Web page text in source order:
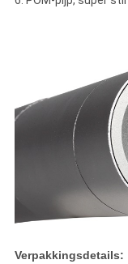
Verpakkingsdetails: